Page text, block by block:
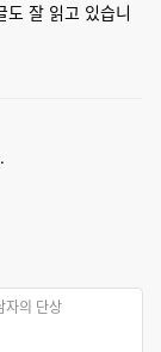
도 잘 읽고 있습니
자의 단상